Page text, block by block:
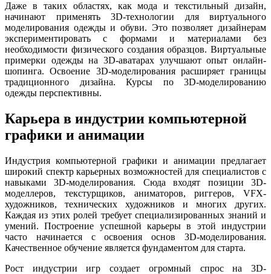
Даже в таких областях, как мода и текстильный дизайн,
начинают применять 3D-технологии для виртуального
моделирования одежды и обуви. Это позволяет дизайнерам
экспериментировать с формами и материалами без
необходимости физического создания образцов. Виртуальные
примерки одежды на 3D-аватарах улучшают опыт онлайн-
шопинга. Освоение 3D-моделирования расширяет границы
традиционного дизайна. Курсы по 3D-моделированию
одежды перспективны.
Карьера в индустрии компьютерной
графики и анимации
Индустрия компьютерной графики и анимации предлагает
широкий спектр карьерных возможностей для специалистов с
навыками 3D-моделирования. Сюда входят позиции 3D-
моделлеров, текстурщиков, аниматоров, риггеров, VFX-
художников, технических художников и многих других.
Каждая из этих ролей требует специализированных знаний и
умений. Построение успешной карьеры в этой индустрии
часто начинается с освоения основ 3D-моделирования.
Качественное обучение является фундаментом для старта.
Рост индустрии игр создает огромный спрос на 3D-